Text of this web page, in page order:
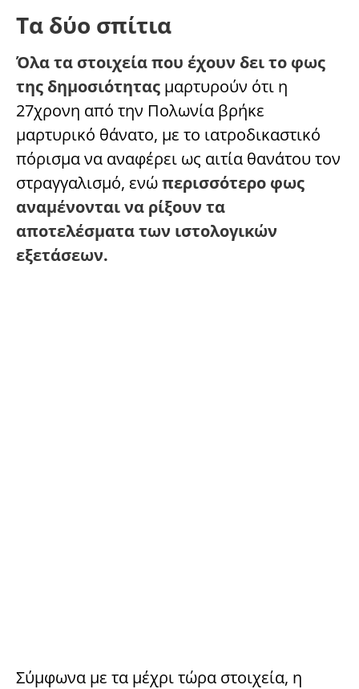
Τα δύο σπίτια
Όλα τα στοιχεία που έχουν δει το φως
της δημοσιότητας μαρτυρούν ότι η
27χρονη από την Πολωνία βρήκε
μαρτυρικό θάνατο, με το ιατροδικαστικό
πόρισμα να αναφέρει ως αιτία θανάτου τον
στραγγαλισμό, ενώπερισσότερο φως
αναμένονται να ρίξουν τα
αποτελέσματα των ιστολογικών
εξετάσεων.
Σύμφωνα με τα μέχρι τώρα στοιχεία, η